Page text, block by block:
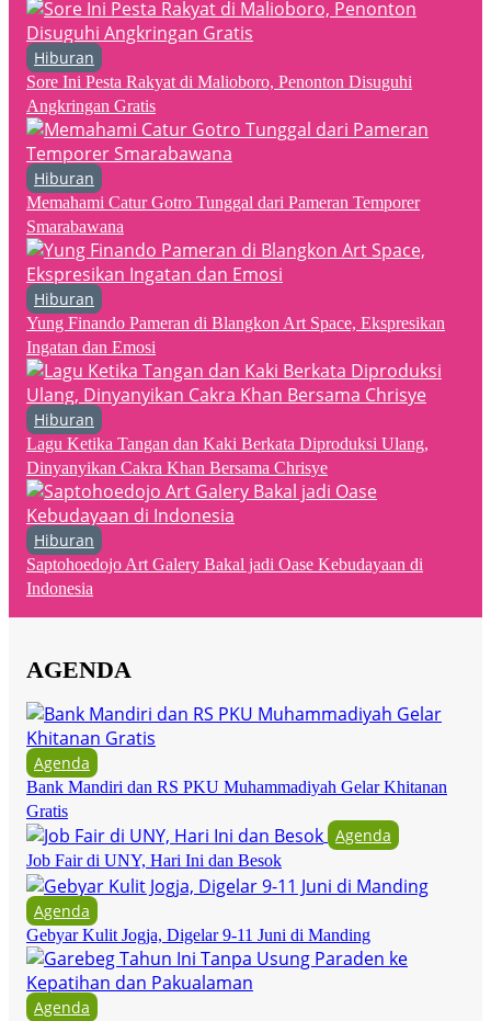
Hiburan
Sore Ini Pesta Rakyat di Malioboro, Penonton Disuguhi
Angkringan Gratis
Hiburan
Memahami Catur Gotro Tunggal dari Pameran Temporer
Smarabawana
Hiburan
Yung Finando Pameran di Blangkon Art Space, Ekspresikan
Ingatan dan Emosi
Hiburan
Lagu Ketika Tangan dan Kaki Berkata Diproduksi Ulang,
Dinyanyikan Cakra Khan Bersama Chrisye
Hiburan
Saptohoedojo Art Galery Bakal jadi Oase Kebudayaan di
Indonesia
AGENDA
Agenda
Bank Mandiri dan RS PKU Muhammadiyah Gelar Khitanan
Gratis
Agenda
Job Fair di UNY, Hari Ini dan Besok
Agenda
Gebyar Kulit Jogja, Digelar 9-11 Juni di Manding
Agenda